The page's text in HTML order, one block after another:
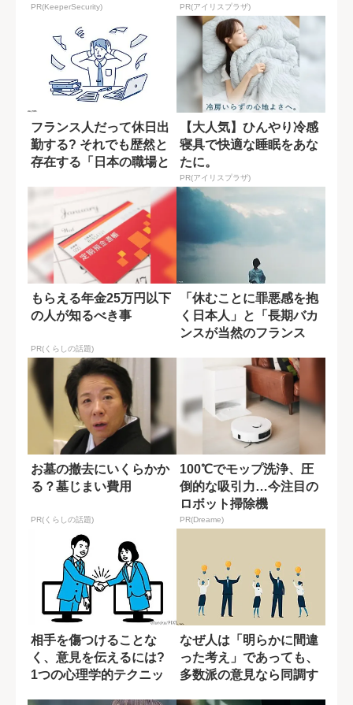
PR(KeeperSecurity) PR(アイリスプラザ)
フランス人だって休日出
勤する? それでも歴然と
存在する「日本の職場と
【大人気】ひんやり冷感
寝具で快適な睡眠をあな
たに。
PR(アイリスプラザ)
もらえる年金25万円以下
の人が知るべき事
PR(くらしの話題)
「休むことに罪悪感を抱
く日本人」と「長期バカ
ンスが当然のフランス
お墓の撤去にいくらかか
る？墓じまい費用
PR(くらしの話題)
100℃でモップ洗浄、圧
倒的な吸引力…今注目の
ロボット掃除機
PR(Dreame)
相手を傷つけることな
く、意見を伝えるには?
1つの心理学的テクニッ
なぜ人は「明らかに間違
った考え」であっても、
多数派の意見なら同調す